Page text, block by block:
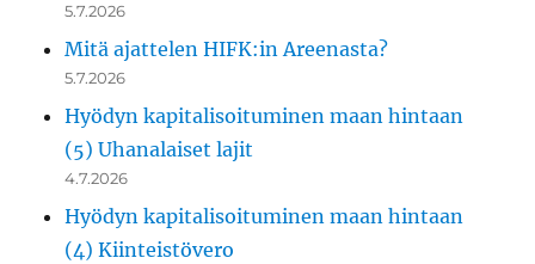
5.7.2026
Mitä ajattelen HIFK:in Areenasta?
5.7.2026
Hyödyn kapitalisoituminen maan hintaan
(5) Uhanalaiset lajit
4.7.2026
Hyödyn kapitalisoituminen maan hintaan
(4) Kiinteistövero